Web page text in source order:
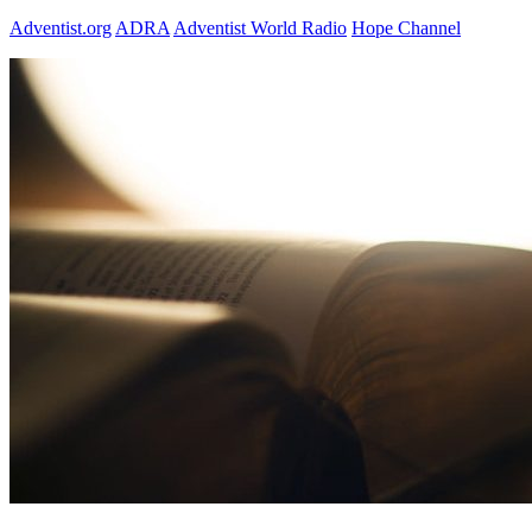
Adventist.org ADRA Adventist World Radio Hope Channel